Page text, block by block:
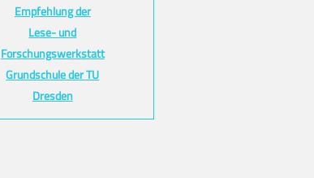
Empfehlung der
Lese- und
Forschungswerkstatt
Grundschule der TU
Dresden